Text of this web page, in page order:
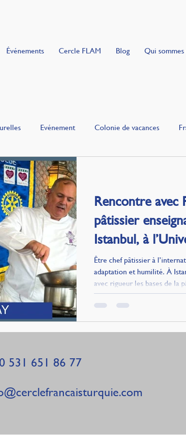
Événements Cercle FLAM Blog Qui sommes
Evénement Colonie de vacances
Gourmandise
Rencontre avec
pâtissier
Istanbul, à
Être chef pâtissier à
adaptation et humilité. À
avec rigueur les bases de la
et ateliers. La gastronomie
créations mêlant techniques
Tradition et innovation se
531 651 86 77
cerclefrancaisturquie.com